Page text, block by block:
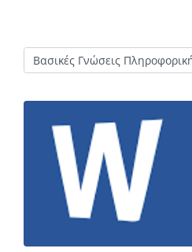
Course categories